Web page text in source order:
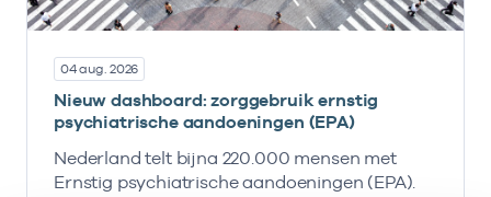
04 aug. 2026
Nieuw dashboard: zorggebruik ernstig
psychiatrische aandoeningen (EPA)
Nederland telt bijna 220.000 mensen met
Ernstig psychiatrische aandoeningen (EPA).